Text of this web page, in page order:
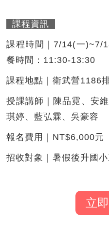
課程資訊
課程時間｜7/14(一)~7/
餐時間：11:30-13:30
課程地點｜衛武營1186
授課講師｜陳品霓、安
琪婷、藍弘霖、吳豪容
報名費用｜NT$6,000元
招收對象｜暑假後升國
立